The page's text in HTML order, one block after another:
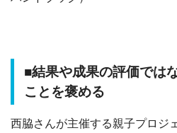
■結果や成果の評価では
ことを褒める
西脇さんが主催する親子プロジ